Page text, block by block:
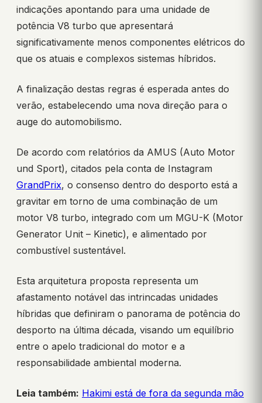
indicações apontando para uma unidade de
potência V8 turbo que apresentará
significativamente menos componentes elétricos do
que os atuais e complexos sistemas híbridos.
A finalização destas regras é esperada antes do
verão, estabelecendo uma nova direção para o
auge do automobilismo.
De acordo com relatórios da AMUS (Auto Motor
und Sport), citados pela conta de Instagram
GrandPrix, o consenso dentro do desporto está a
gravitar em torno de uma combinação de um
motor V8 turbo, integrado com um MGU-K (Motor
Generator Unit – Kinetic), e alimentado por
combustível sustentável.
Esta arquitetura proposta representa um
afastamento notável das intrincadas unidades
híbridas que definiram o panorama de potência do
desporto na última década, visando um equilíbrio
entre o apelo tradicional do motor e a
responsabilidade ambiental moderna.
Leia também: Hakimi está de fora da segunda mão